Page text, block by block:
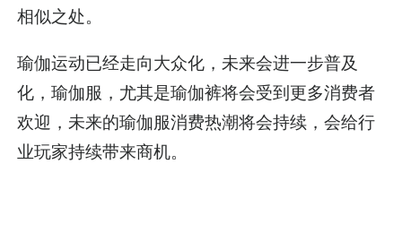
相似之处。
瑜伽运动已经走向大众化，未来会进一步普及
化，瑜伽服，尤其是瑜伽裤将会受到更多消费者
欢迎，未来的瑜伽服消费热潮将会持续，会给行
业玩家持续带来商机。